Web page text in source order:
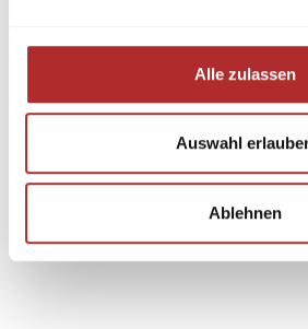
Alle zulassen
Auswahl
Ablehnen